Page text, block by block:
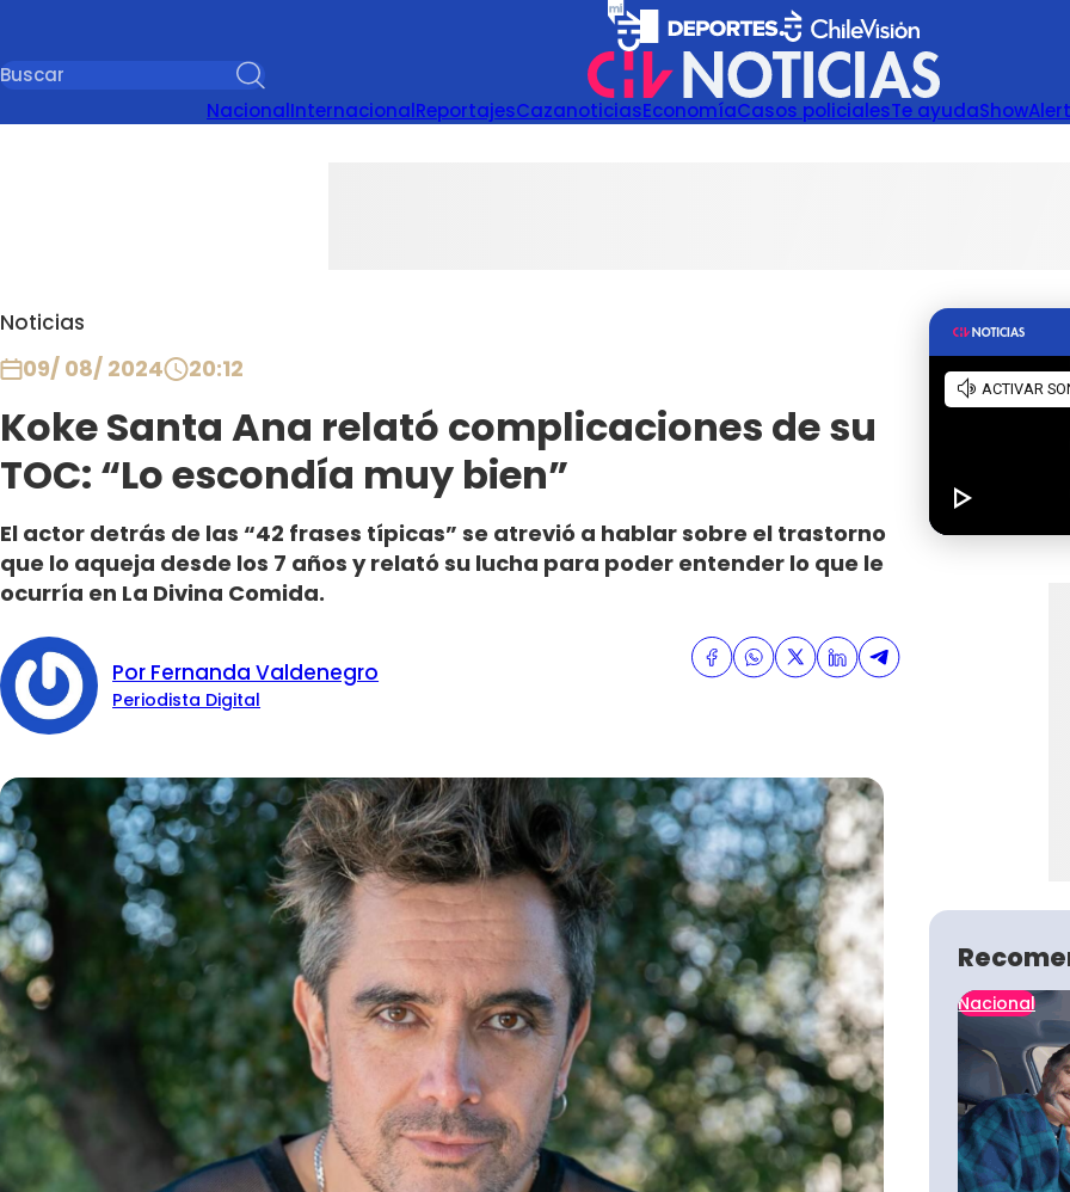
NacionalInternacionalReportajesCazanoticiasEconomíaCasos policialesTe ayudaShow
Noticias
09/ 08/ 2024 20:12
Koke Santa Ana relató complicaciones de su
TOC: “Lo escondía muy bien”
El actor detrás de las “42 frases típicas” se atrevió a hablar sobre el trastorno
que lo aqueja desde los 7 años y relató su lucha para poder entender lo que le
ocurría en La Divina Comida.
Por Fernanda Valdenegro
Periodista Digital
Nacional